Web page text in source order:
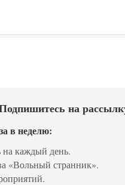
на
в неделю:
на каждый день.
«Вольный странник».